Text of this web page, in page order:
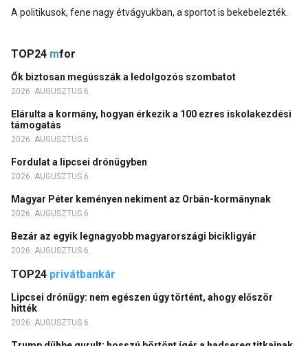
A politikusok, fene nagy étvágyukban, a sportot is bekebelezték.
TOP24 mfor
Ők biztosan megússzák a ledolgozós szombatot
2026. AUGUSZTUS 6.
Elárulta a kormány, hogyan érkezik a 100 ezres iskolakezdési
támogatás
2026. AUGUSZTUS 6.
Fordulat a lipcsei drónügyben
2026. AUGUSZTUS 6.
Magyar Péter keményen nekiment az Orbán-kormánynak
2026. AUGUSZTUS 6.
Bezár az egyik legnagyobb magyarországi bicikligyár
2026. AUGUSZTUS 6.
TOP24 privátbankár
Lipcsei drónügy: nem egészen úgy történt, ahogy először
hitték
2026. AUGUSZTUS 6.